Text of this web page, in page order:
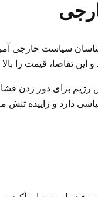
سیاست خارجی
این تقاضا، قیمت را
رژیم برای دور زدن
دارد و زاییده